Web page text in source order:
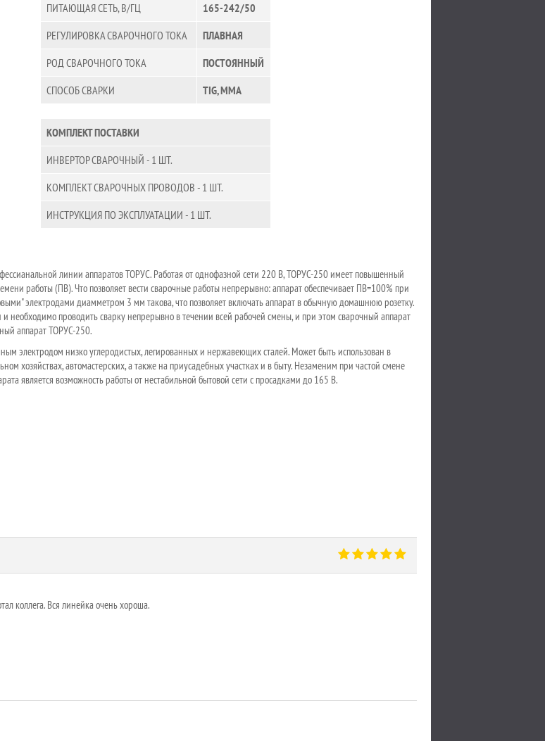
ПИТАЮЩАЯ СЕТЬ, В/ГЦ
165-242/50
РЕГУЛИРОВКА СВАРОЧНОГО ТОКА
ПЛАВНАЯ
РОД СВАРОЧНОГО ТОКА
ПОСТОЯННЫЙ
СПОСОБ СВАРКИ
TIG, MMA
КОМПЛЕКТ ПОСТАВКИ
ИНВЕРТОР СВАРОЧНЫЙ - 1 ШТ.
КОМПЛЕКТ СВАРОЧНЫХ ПРОВОДОВ - 1 ШТ.
ИНСТРУКЦИЯ ПО ЭКСПЛУАТАЦИИ - 1 ШТ.
линии аппаратов ТОРУС. Работая от однофазной сети 220 В, ТОРУС-250 имеет повышенный
работы (ПВ). Что позволяет вести сварочные работы непрерывно: аппарат обеспечивает ПВ=100% при
электродами диамметром 3 мм такова, что позволяет включать аппарат в обычную домашнюю розетку.
необходимо проводить сварку непрерывно в течении всей рабочей смены, и при этом сварочный аппарат
аппарат ТОРУС-250.
электродом низко углеродистых, легированных и нержавеющих сталей. Может быть использован в
хозяйствах, автомастерских, а также на приусадебных участках и в быту. Незаменим при частой смене
является возможность работы от нестабильной бытовой сети с просадками до 165 В.
коллега. Вся линейка очень хороша.